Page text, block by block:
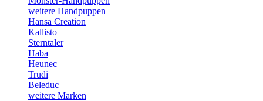
weitere Handpuppen
Hansa Creation
Kallisto
Sterntaler
Haba
Heunec
Trudi
Beleduc
weitere Marken